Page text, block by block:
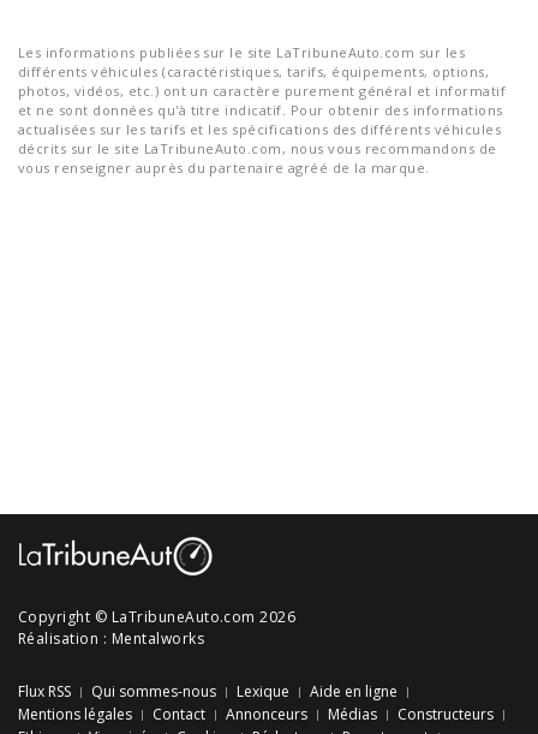
Les informations publiées sur le site LaTribuneAuto.com sur les
différents véhicules (caractéristiques, tarifs, équipements, options,
photos, vidéos, etc.) ont un caractère purement général et informatif
et ne sont données qu'à titre indicatif. Pour obtenir des informations
actualisées sur les tarifs et les spécifications des différents véhicules
décrits sur le site LaTribuneAuto.com, nous vous recommandons de
vous renseigner auprès du partenaire agréé de la marque.
Copyright © LaTribuneAuto.com 2026
Réalisation : Mentalworks
Flux RSS Qui sommes-nous Lexique
Aide en ligne
Mentions légales
Contact Annonceurs Médias
Constructeurs